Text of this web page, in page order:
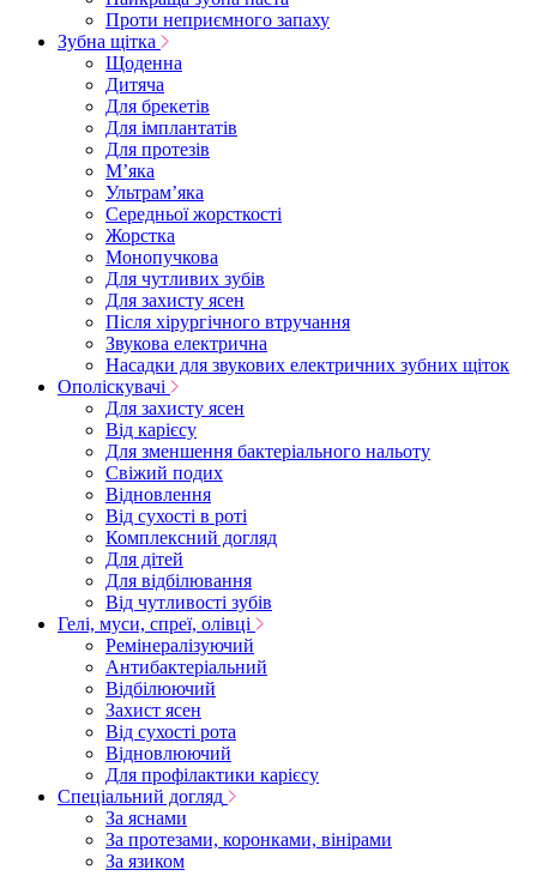
Проти неприємного запаху
Зубна щітка
Щоденна
Дитяча
Для брекетів
Для імплантатів
Для протезів
Мʼяка
Ультрамʼяка
Середньої жорсткості
Жорстка
Монопучкова
Для чутливих зубів
Для захисту ясен
Після хірургічного втручання
Звукова електрична
Насадки для звукових електричних зубних щіток
Ополіскувачі
Для захисту ясен
Від карієсу
Для зменшення бактеріального нальоту
Свіжий подих
Відновлення
Від сухості в роті
Комплексний догляд
Для дітей
Для відбілювання
Від чутливості зубів
Гелі, муси, спреї, олівці
Ремінералізуючий
Антибактеріальний
Відбілюючий
Захист ясен
Від сухості рота
Відновлюючий
Для профілактики карієсу
Спеціальний догляд
За яснами
За протезами, коронками, вінірами
За язиком